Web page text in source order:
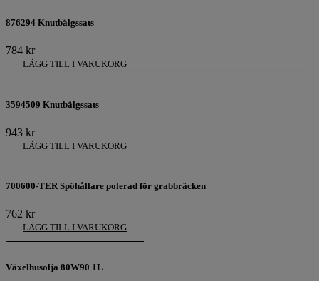
876294 Knutbälgssats
784 kr
LÄGG TILL I VARUKORG
3594509 Knutbälgssats
943 kr
LÄGG TILL I VARUKORG
700600-TER Spöhållare polerad för grabbräcken
762 kr
LÄGG TILL I VARUKORG
Växelhusolja 80W90 1L